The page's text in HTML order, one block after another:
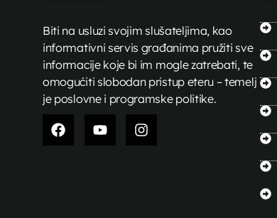
Biti na usluzi svojim slušateljima, kao
informativni servis građanima pružiti sve
informacije koje bi im mogle zatrebati, te
omogućiti slobodan pristup eteru – temelj
je poslovne i programske politike.